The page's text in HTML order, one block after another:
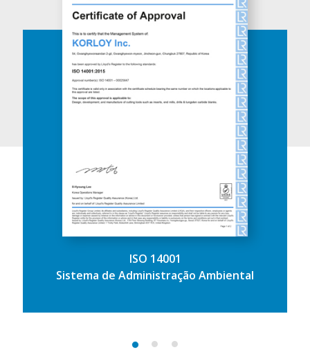
ISO 14001
Sistema de Administração Ambiental